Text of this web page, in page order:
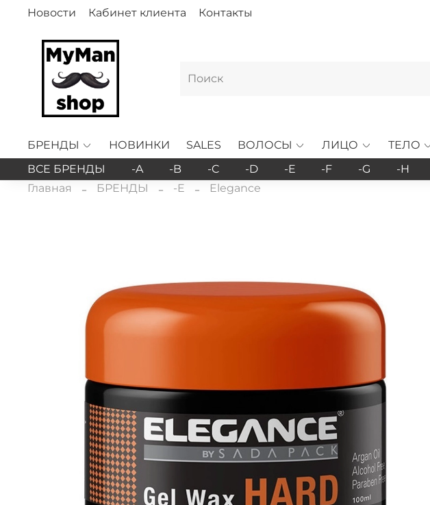
Новости Кабинет клиента Контакты
БРЕНДЫ НОВИНКИ SALES ВОЛОСЫ ЛИЦО ТЕЛО
ВСЕ БРЕНДЫ
-A -B -C -D -E -F -G -H
Главная
БРЕНДЫ -E Elegance